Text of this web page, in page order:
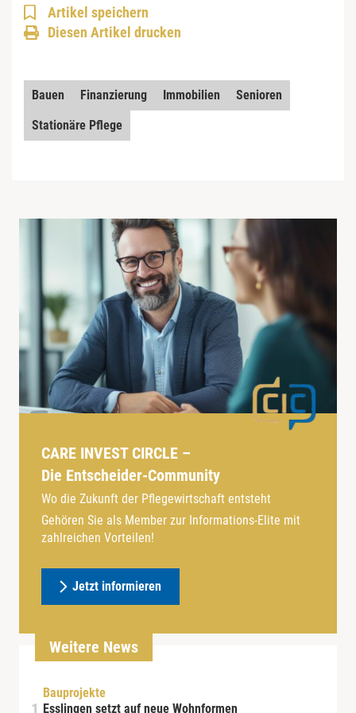
Artikel speichern
Diesen Artikel drucken
Bauen Finanzierung Immobilien
Senioren
Stationäre Pflege
CARE INVEST CIRCLE –
Die Entscheider-Community
Wo die Zukunft der Pflegewirtschaft entsteht
Gehören Sie als Member zur Informations-Elite mit
zahlreichen Vorteilen!
Jetzt informieren
Weitere News
Bauprojekte
Esslingen setzt auf neue Wohnformen